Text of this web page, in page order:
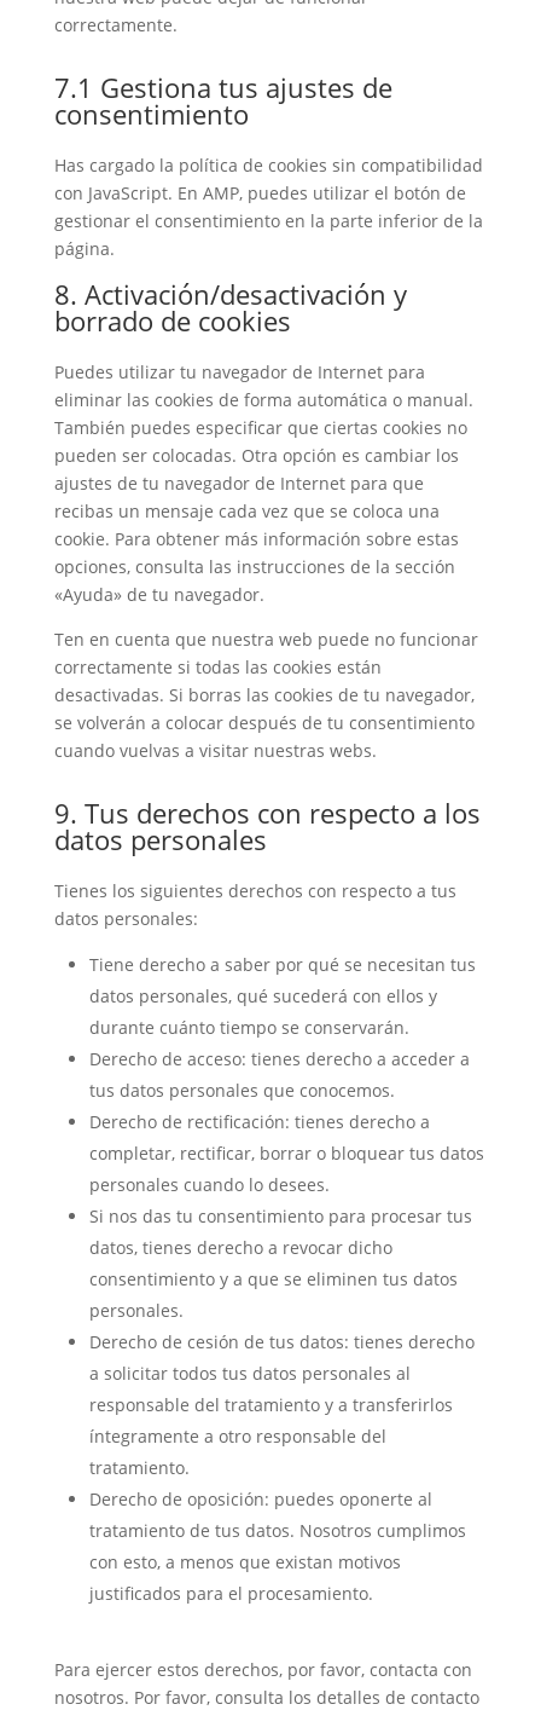
correctamente.
7.1 Gestiona tus ajustes de
consentimiento
Has cargado la política de cookies sin compatibilidad
con JavaScript. En AMP, puedes utilizar el botón de
gestionar el consentimiento en la parte inferior de la
página.
8. Activación/desactivación y
borrado de cookies
Puedes utilizar tu navegador de Internet para
eliminar las cookies de forma automática o manual.
También puedes especificar que ciertas cookies no
pueden ser colocadas. Otra opción es cambiar los
ajustes de tu navegador de Internet para que
recibas un mensaje cada vez que se coloca una
cookie. Para obtener más información sobre estas
opciones, consulta las instrucciones de la sección
«Ayuda» de tu navegador.
Ten en cuenta que nuestra web puede no funcionar
correctamente si todas las cookies están
desactivadas. Si borras las cookies de tu navegador,
se volverán a colocar después de tu consentimiento
cuando vuelvas a visitar nuestras webs.
9. Tus derechos con respecto a los
datos personales
Tienes los siguientes derechos con respecto a tus
datos personales:
Tiene derecho a saber por qué se necesitan tus
datos personales, qué sucederá con ellos y
durante cuánto tiempo se conservarán.
Derecho de acceso: tienes derecho a acceder a
tus datos personales que conocemos.
Derecho de rectificación: tienes derecho a
completar, rectificar, borrar o bloquear tus datos
personales cuando lo desees.
Si nos das tu consentimiento para procesar tus
datos, tienes derecho a revocar dicho
consentimiento y a que se eliminen tus datos
personales.
Derecho de cesión de tus datos: tienes derecho
a solicitar todos tus datos personales al
responsable del tratamiento y a transferirlos
íntegramente a otro responsable del
tratamiento.
Derecho de oposición: puedes oponerte al
tratamiento de tus datos. Nosotros cumplimos
con esto, a menos que existan motivos
justificados para el procesamiento.
Para ejercer estos derechos, por favor, contacta con
nosotros. Por favor, consulta los detalles de contacto